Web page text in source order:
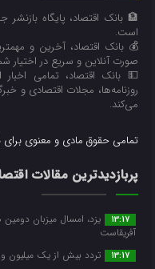
🏦 بانک اقتصاد، پایگاه
است.
💰 بانک اقتصاد، آخرین و
صورت آنلاین و سریع در اختیار
💵 بانک اقتصاد، تمامی اخبار
روزنامه‌ها، مجلات اقتصادی و
می‌کند.
تمامی حقوق مادی و معنوی
پربازدیدترین مقالات
13:17
یزد، امسال میزبان دومین
آفریقاست
13:17 تردد بیش از یک میلیون و ۹۶۰ هزار زائر از مرزهای خوزستان